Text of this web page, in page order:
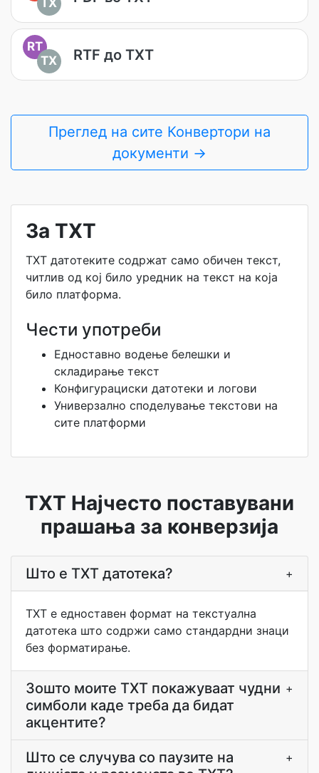
TX
RT
TX
RTF до TXT
Преглед на сите Конвертори на
документи →
За TXT
TXT датотеките содржат само обичен текст,
читлив од кој било уредник на текст на која
било платформа.
Чести употреби
Едноставно водење белешки и
складирање текст
Конфигурациски датотеки и логови
Универзално споделување текстови на
сите платформи
TXT Најчесто поставувани
прашања за конверзија
Што е TXT датотека? +
TXT е едноставен формат на текстуална
датотека што содржи само стандардни знаци
без форматирање.
Зошто моите TXT покажуваат чудни
симболи каде треба да бидат
акцентите?
+
Што се случува со паузите на
+